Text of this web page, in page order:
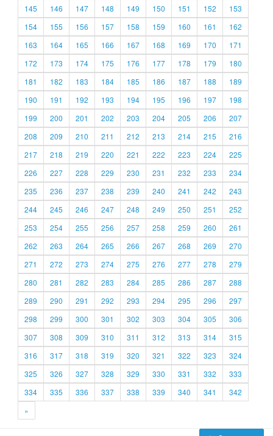
145
146 147 148 149 150 151 152
153
154
155 156 157 158 159 160 161
162
163
164 165 166 167 168 169 170
171
172
173 174 175 176 177 178 179
180
181
182 183 184 185 186 187 188
189
190
191 192 193 194 195 196 197
198
199
200 201 202 203 204 205 206
207
208
209 210 211 212 213 214 215
216
217
218 219 220 221 222 223 224
225
226
227 228 229 230 231 232 233
234
235
236 237 238 239 240 241 242
243
244
245 246 247 248 249 250 251
252
253
254 255 256 257 258 259 260
261
262
263 264 265 266 267 268 269
270
271
272 273 274 275 276 277 278
279
280
281 282 283 284 285 286 287
288
289
290 291 292 293 294 295 296
297
298
299 300 301 302 303 304 305
306
307
308 309 310 311 312 313 314
315
316
317 318 319 320 321 322 323
324
325
326 327 328 329 330 331 332
333
334
335 336 337 338 339 340 341
342
»